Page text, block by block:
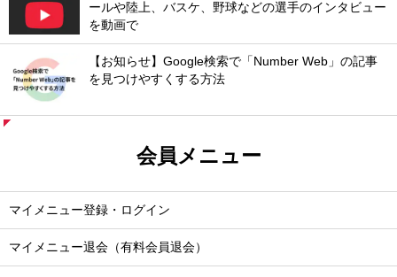
ールや陸上、バスケ、野球などの選手のインタビュー
を動画で
【お知らせ】Google検索で「Number Web」の記事
を見つけやすくする方法
会員メニュー
マイメニュー登録・ログイン
マイメニュー退会（有料会員退会）